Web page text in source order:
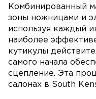
Комбинированный
зоны ножницами и
используя каждый
наиболее
кутикулы
самого начала
сцепление. Эта
салонах в South